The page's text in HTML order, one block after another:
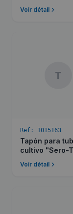
Voir détail
T
Ref: 1015163
Tapón para
cultivo "Sero-
Voir détail